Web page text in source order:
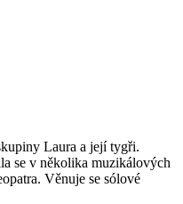
Laura a její tygři.
se v několika muzikálových
Věnuje se sólové